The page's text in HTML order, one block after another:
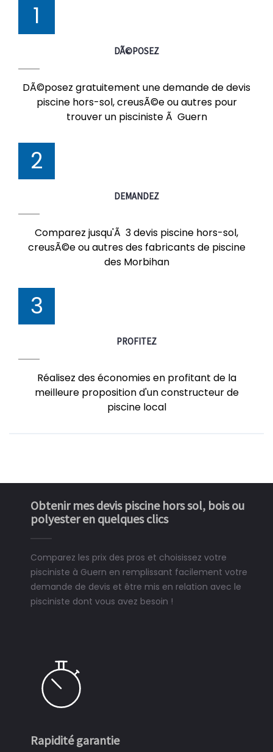
1
DÃ©POSEZ
DÃ©posez gratuitement une demande de devis
piscine hors-sol, creusÃ©e ou autres pour
trouver un pisciniste Ã Guern
2
DEMANDEZ
Comparez jusqu'Ã 3 devis piscine hors-sol,
creusÃ©e ou autres des fabricants de piscine
des Morbihan
3
PROFITEZ
Réalisez des économies en profitant de la
meilleure proposition d'un constructeur de
piscine local
Obtenir mes devis piscine hors sol, bois ou
polyester en quelques clics
Comparez les prix des pros et choisissez votre
pisciniste à Guern en remplissant facilement votre
demande de devis et être mis en relation avec le
pisciniste dont vous avez besoin !
Rapidité garantie